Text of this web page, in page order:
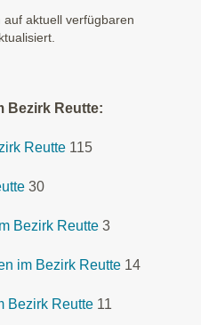
aktuell verfügbaren
Bezirk Reutte:
Reutte 115
30
Bezirk Reutte 3
im Bezirk Reutte 14
Bezirk Reutte 11